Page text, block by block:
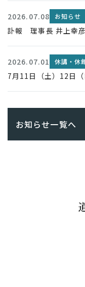
2026.07.08 お知らせ
訃報 理事長 井上幸
2026.07.01 休講・休
7月11日（土）12日
お知らせ一覧へ